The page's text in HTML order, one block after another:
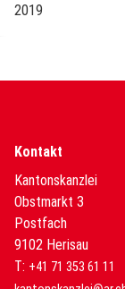
2019
Kontakt
Kantonskanzlei
Obstmarkt 3
Postfach
9102 Herisau
T: +41 71 353 61 11